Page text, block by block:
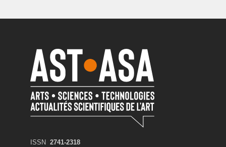
ISSN 2741-2318